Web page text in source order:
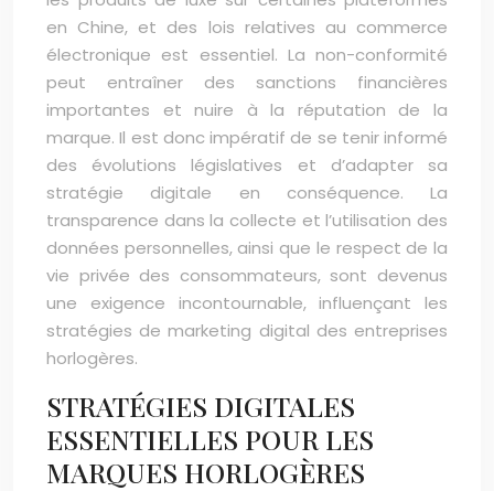
en Chine, et des lois relatives au commerce
électronique est essentiel. La non-conformité
peut entraîner des sanctions financières
importantes et nuire à la réputation de la
marque. Il est donc impératif de se tenir informé
des évolutions législatives et d’adapter sa
stratégie digitale en conséquence. La
transparence dans la collecte et l’utilisation des
données personnelles, ainsi que le respect de la
vie privée des consommateurs, sont devenus
une exigence incontournable, influençant les
stratégies de marketing digital des entreprises
horlogères.
STRATÉGIES DIGITALES
ESSENTIELLES POUR LES
MARQUES HORLOGÈRES